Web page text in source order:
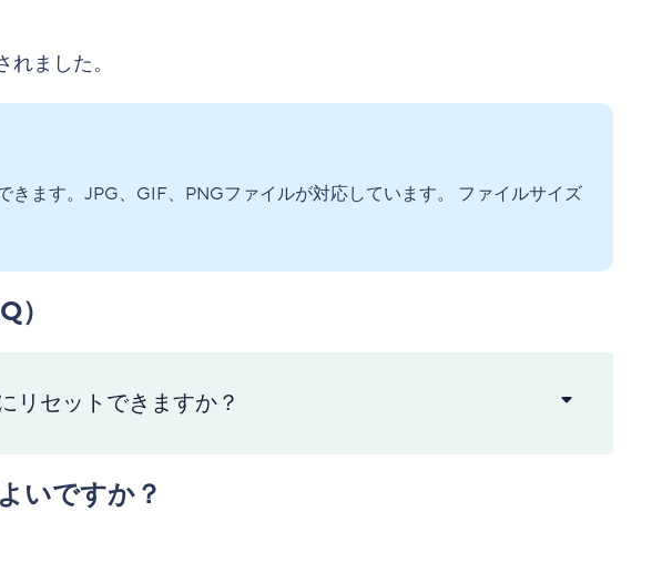
ました。
きます。JPG、GIF、PNGファイルが対応しています。 ファイルサイズ
）
リセットできますか？
いですか？